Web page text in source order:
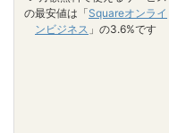
の最安値は「Squareオンライ
ンビジネス 」の3.6%です